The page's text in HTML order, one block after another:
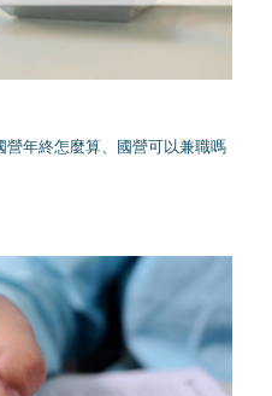
年終怎麼算、國營可以兼職嗎